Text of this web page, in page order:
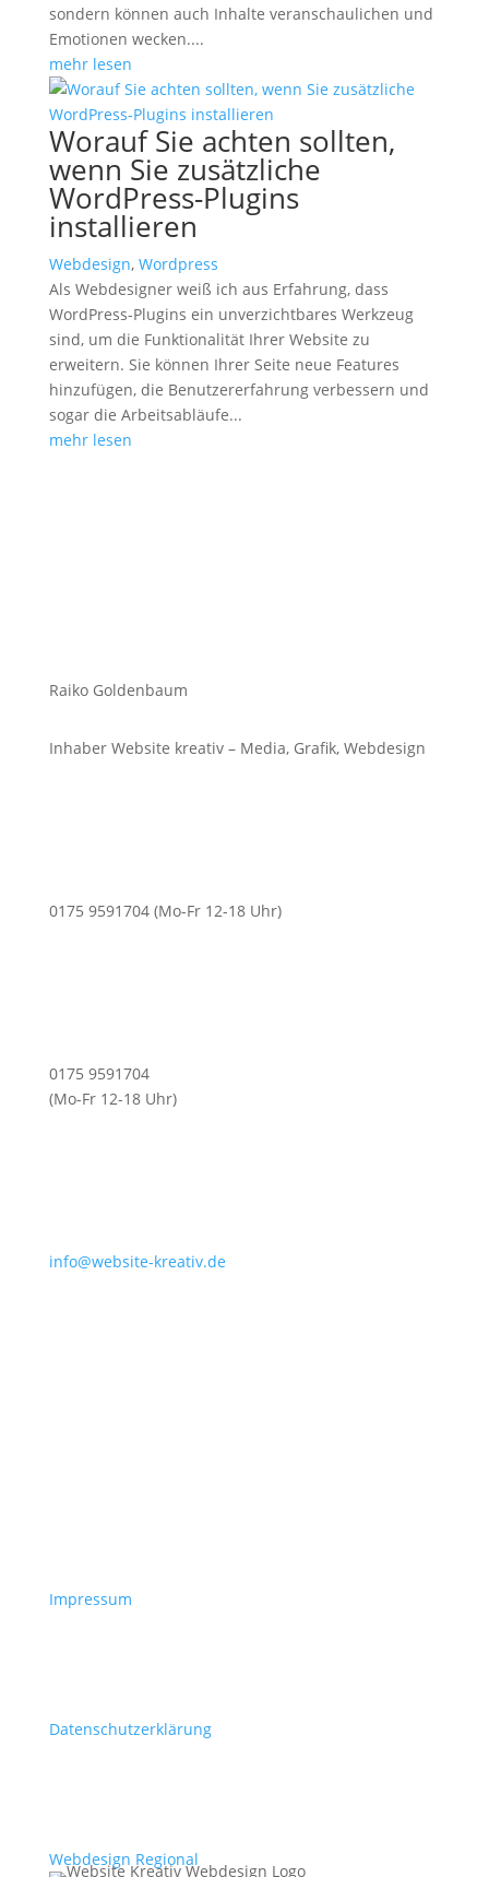
sondern können auch Inhalte veranschaulichen und
Emotionen wecken....
mehr lesen
Worauf Sie achten sollten,
wenn Sie zusätzliche
WordPress-Plugins
installieren
Webdesign, Wordpress
Als Webdesigner weiß ich aus Erfahrung, dass
WordPress-Plugins ein unverzichtbares Werkzeug
sind, um die Funktionalität Ihrer Website zu
erweitern. Sie können Ihrer Seite neue Features
hinzufügen, die Benutzererfahrung verbessern und
sogar die Arbeitsabläufe...
mehr lesen
Raiko Goldenbaum
Inhaber Website kreativ – Media, Grafik, Webdesign
0175 9591704 (Mo-Fr 12-18 Uhr)
0175 9591704
(Mo-Fr 12-18 Uhr)
info@website-kreativ.de
Impressum
Datenschutzerklärung
Webdesign Regional